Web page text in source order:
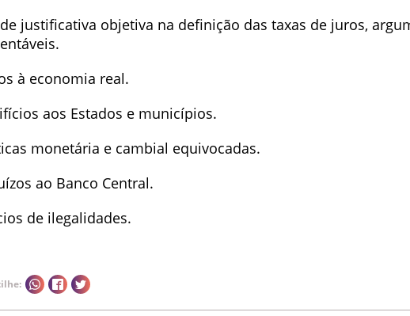
justificativa objetiva na definição das taxas de juros,
à economia real.
aos Estados e municípios.
monetária e cambial equivocadas.
ao Banco Central.
de ilegalidades.